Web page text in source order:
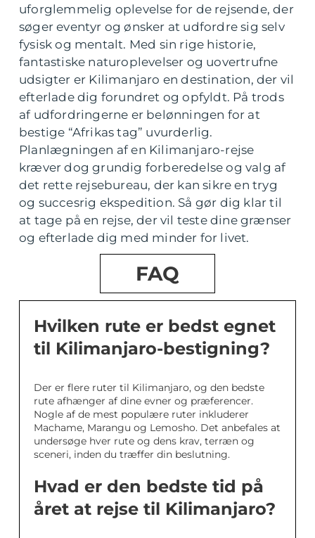
uforglemmelig oplevelse for de rejsende, der
søger eventyr og ønsker at udfordre sig selv
fysisk og mentalt. Med sin rige historie,
fantastiske naturoplevelser og uovertrufne
udsigter er Kilimanjaro en destination, der vil
efterlade dig forundret og opfyldt. På trods
af udfordringerne er belønningen for at
bestige “Afrikas tag” uvurderlig.
Planlægningen af en Kilimanjaro-rejse
kræver dog grundig forberedelse og valg af
det rette rejsebureau, der kan sikre en tryg
og succesrig ekspedition. Så gør dig klar til
at tage på en rejse, der vil teste dine grænser
og efterlade dig med minder for livet.
FAQ
Hvilken rute er bedst egnet
til Kilimanjaro-bestigning?
Der er flere ruter til Kilimanjaro, og den bedste
rute afhænger af dine evner og præferencer.
Nogle af de mest populære ruter inkluderer
Machame, Marangu og Lemosho. Det anbefales at
undersøge hver rute og dens krav, terræn og
sceneri, inden du træffer din beslutning.
Hvad er den bedste tid på
året at rejse til Kilimanjaro?